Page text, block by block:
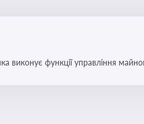
функції управління